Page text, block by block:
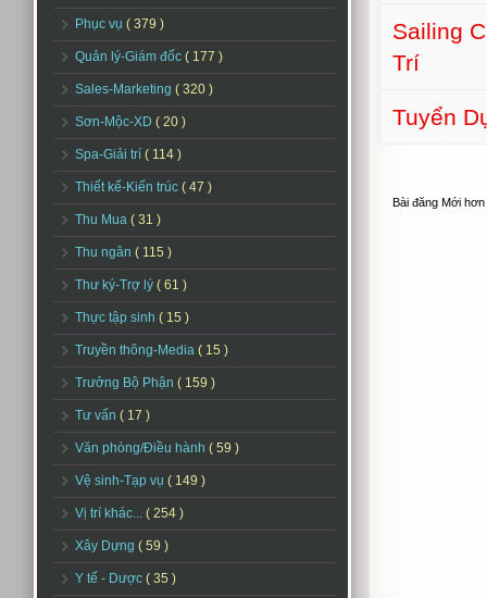
Phục vụ ( 379 )
Quản lý-Giám đốc ( 177 )
Sales-Marketing ( 320 )
Sơn-Mộc-XD ( 20 )
Spa-Giải trí ( 114 )
Thiết kế-Kiến trúc ( 47 )
Thu Mua ( 31 )
Thu ngân ( 115 )
Thư ký-Trợ lý ( 61 )
Thực tập sinh ( 15 )
Truyền thông-Media ( 15 )
Trưởng Bộ Phận ( 159 )
Tư vấn ( 17 )
Văn phòng/Điều hành ( 59 )
Vệ sinh-Tạp vụ ( 149 )
Vị trí khác... ( 254 )
Xây Dựng ( 59 )
Y tế - Dược ( 35 )
Sailing
Trí
Tuyển
Bài đăng Mới hơn